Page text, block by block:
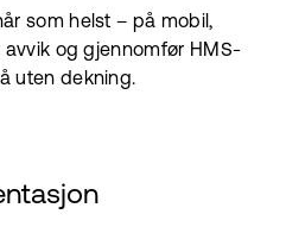
som helst – på mobil,
og gjennomfør HMS-
uten dekning.